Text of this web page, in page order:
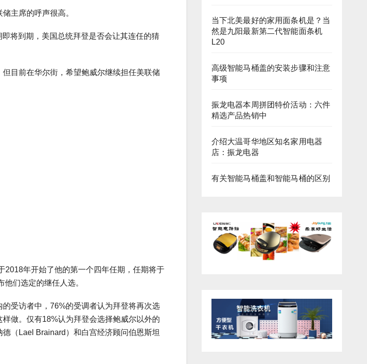
主席的呼声很高。
将到期，美国总统拜登是否会让其连任的猜
目前在华尔街，希望鲍威尔继续担任美联储
年开始了他的第一个四年任期，任期将于
们选定的继任人选。
受访者中，76%的受调者认为拜登将再次选
做。仅有18%认为拜登会选择鲍威尔以外的
（Lael Brainard）和白宫经济顾问伯恩斯坦
当下北美最好的家用面条机是？当
然是九阳最新第二代智能面条机
L20
高级智能马桶盖的安装步骤和注意
事项
振龙电器本周拼团特价活动：六件
精选产品热销中
介绍大温哥华地区知名家用电器
店：振龙电器
有关智能马桶盖和智能马桶的区别